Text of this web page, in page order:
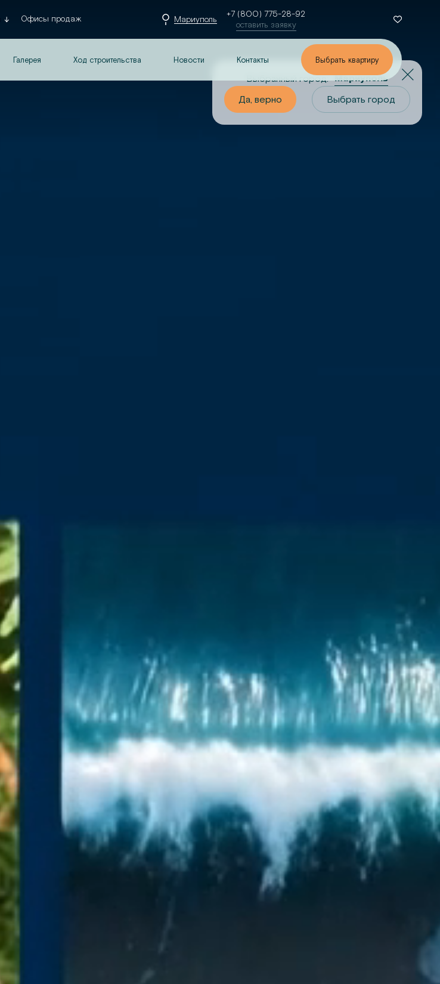
Офисы продаж Мариуполь
+7 (800) 775-28-92
оставить заявку
Галерея Ход строительства Новости Контакты Выбрать квартиру
Выбранный город: Мариуполь
Да, верно
Выбрать город Выбрать город